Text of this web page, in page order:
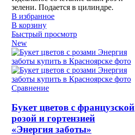
зелени. Подается в цилиндре.
В избранное
В корзину
Быстрый просмотр
New
Сравнение
Букет цветов с французской
розой и гортензией
«Энергия заботы»